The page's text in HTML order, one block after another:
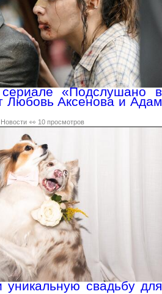
«Подслушано в
Любовь Аксенова и Адам
Новости 👀 10 просмотров
свадьбу для